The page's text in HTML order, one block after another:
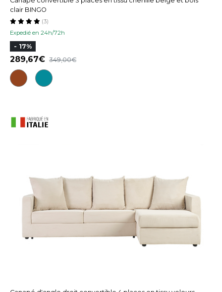
clair BINGO
Expedié en 24h/72h
(3)
- 17%
289,67 349,00